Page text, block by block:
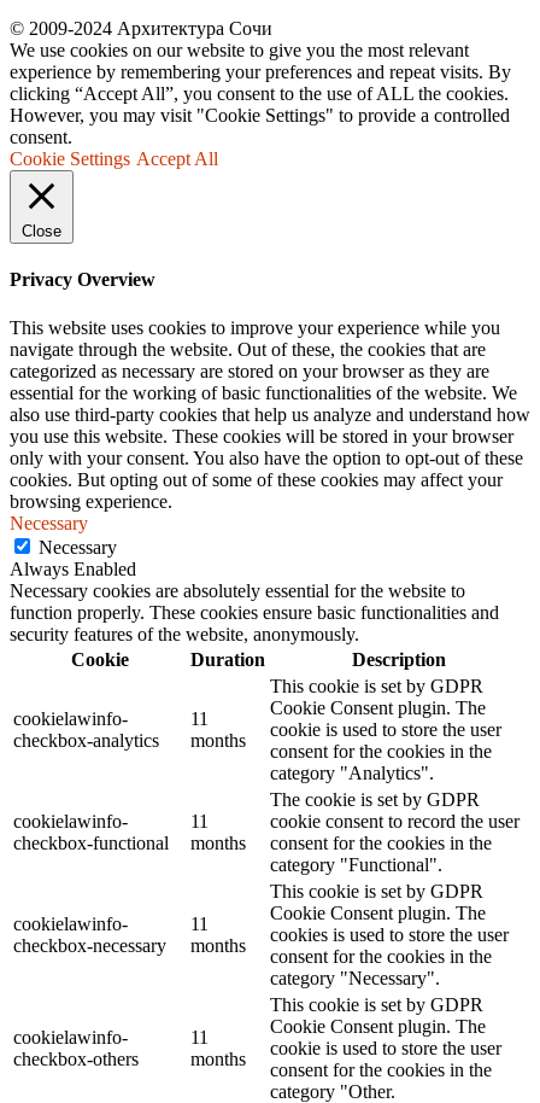
© 2009-2024 Архитектура Сочи
We use cookies on our website to give you the most relevant
experience by remembering your preferences and repeat visits. By
clicking “Accept All”, you consent to the use of ALL the cookies.
However, you may visit "Cookie Settings" to provide a controlled
consent.
Cookie Settings Accept All
Close
Privacy Overview
This website uses cookies to improve your experience while you
navigate through the website. Out of these, the cookies that are
categorized as necessary are stored on your browser as they are
essential for the working of basic functionalities of the website. We
also use third-party cookies that help us analyze and understand how
you use this website. These cookies will be stored in your browser
only with your consent. You also have the option to opt-out of these
cookies. But opting out of some of these cookies may affect your
browsing experience.
Necessary
Necessary
Always Enabled
Necessary cookies are absolutely essential for the website to
function properly. These cookies ensure basic functionalities and
security features of the website, anonymously.
Cookie
Duration Description
cookielawinfo-
checkbox-analytics
11
months
This cookie is set by GDPR
Cookie Consent plugin. The
cookie is used to store the user
consent for the cookies in the
category "Analytics".
cookielawinfo-
checkbox-functional
11
months
The cookie is set by GDPR
cookie consent to record the user
consent for the cookies in the
category "Functional".
cookielawinfo-
checkbox-necessary
11
months
This cookie is set by GDPR
Cookie Consent plugin. The
cookies is used to store the user
consent for the cookies in the
category "Necessary".
cookielawinfo-
checkbox-others
11
months
This cookie is set by GDPR
Cookie Consent plugin. The
cookie is used to store the user
consent for the cookies in the
category "Other.